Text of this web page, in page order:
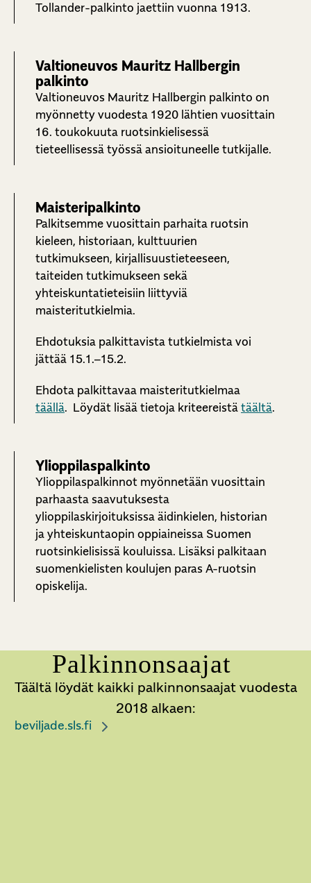
Tollander-palkinto jaettiin vuonna 1913.
Valtioneuvos Mauritz Hallbergin
palkinto
Valtioneuvos Mauritz Hallbergin palkinto on
myönnetty vuodesta 1920 lähtien vuosittain
16. toukokuuta ruotsinkielisessä
tieteellisessä työssä ansioituneelle tutkijalle.
Maisteripalkinto
Palkitsemme vuosittain parhaita ruotsin
kieleen, historiaan, kulttuurien
tutkimukseen, kirjallisuustieteeseen,
taiteiden tutkimukseen sekä
yhteiskuntatieteisiin liittyviä
maisteritutkielmia.
Ehdotuksia palkittavista tutkielmista voi
jättää 15.1.–15.2.
Ehdota palkittavaa maisteritutkielmaa
täällä. Löydät lisää tietoja kriteereistä täältä.
Ylioppilaspalkinto
Ylioppilaspalkinnot myönnetään vuosittain
parhaasta saavutuksesta
ylioppilaskirjoituksissa äidinkielen, historian
ja yhteiskuntaopin oppiaineissa Suomen
ruotsinkielisissä kouluissa. Lisäksi palkitaan
suomenkielisten koulujen paras A-ruotsin
opiskelija.
Palkinnonsaajat
Täältä löydät kaikki palkinnonsaajat vuodesta
2018 alkaen:
beviljade.sls.fi